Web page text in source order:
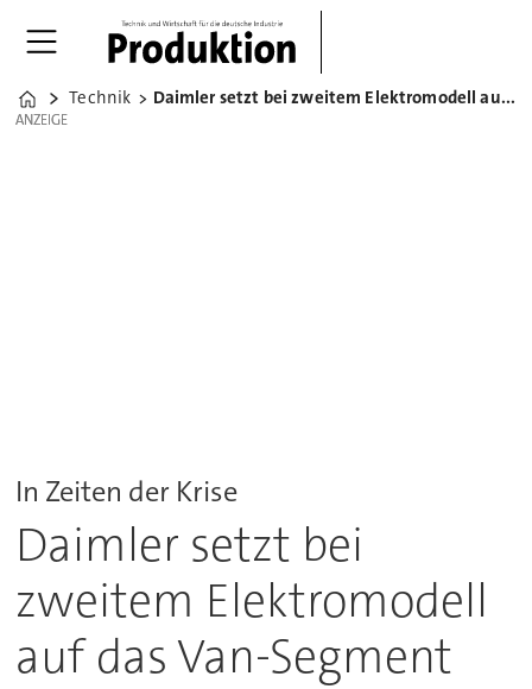
Home
Technik Daimler setzt bei zweitem Elektromodell auf das Van-Segment
ANZEIGE
ANZEIGE
In Zeiten der Krise
Daimler setzt bei
zweitem Elektromodell
auf das Van-Segment